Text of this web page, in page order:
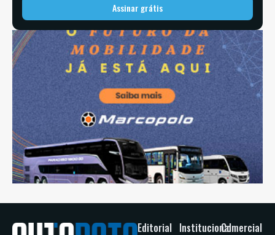
Assinar grátis
Editorial InstitucionalComercial